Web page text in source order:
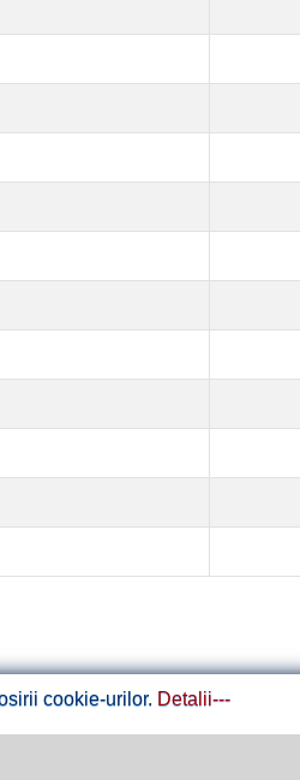
cookie-urilor. Detalii---